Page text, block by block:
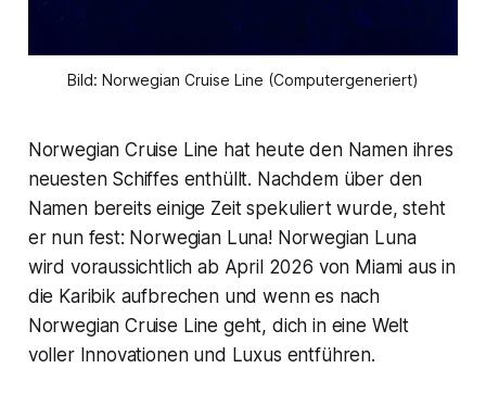
Bild: Norwegian Cruise Line (Computergeneriert)
Norwegian Cruise Line hat heute den Namen ihres
neuesten Schiffes enthüllt. Nachdem über den
Namen bereits einige Zeit spekuliert wurde, steht
er nun fest: Norwegian Luna! Norwegian Luna
wird voraussichtlich ab April 2026 von Miami aus in
die Karibik aufbrechen und wenn es nach
Norwegian Cruise Line geht, dich in eine Welt
voller Innovationen und Luxus entführen.